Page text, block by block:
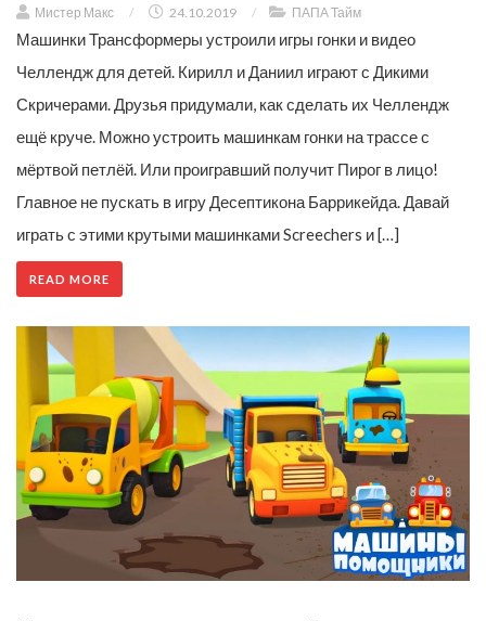
Мистер Макс / 24.10.2019 / ПАПА Тайм
Машинки Трансформеры устроили игры гонки и видео
Челлендж для детей. Кирилл и Даниил играют с Дикими
Скричерами. Друзья придумали, как сделать их Челлендж
ещё круче. Можно устроить машинкам гонки на трассе с
мёртвой петлёй. Или проигравший получит Пирог в лицо!
Главное не пускать в игру Десептикона Баррикейда. Давай
играть с этими крутыми машинками Screechers и […]
READ MORE